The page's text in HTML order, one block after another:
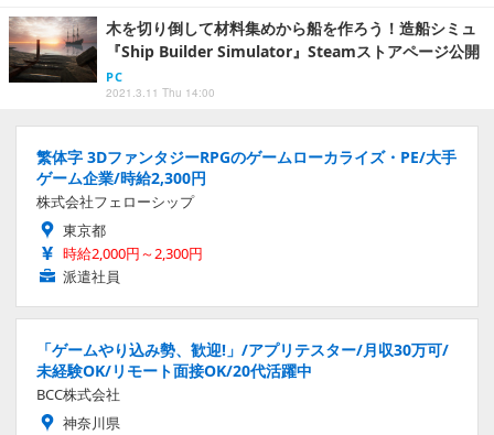
木を切り倒して材料集めから船を作ろう！造船シミュ
『Ship Builder Simulator』Steamストアページ公開
PC
2021.3.11 Thu 14:00
繁体字 3DファンタジーRPGのゲームローカライズ・PE/大手
ゲーム企業/時給2,300円
株式会社フェローシップ
東京都
時給2,000円～2,300円
派遣社員
「ゲームやり込み勢、歓迎!」/アプリテスター/月収30万可/
未経験OK/リモート面接OK/20代活躍中
BCC株式会社
神奈川県